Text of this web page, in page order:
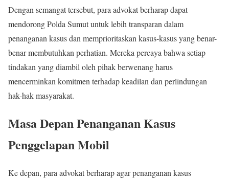
Dengan semangat tersebut, para advokat berharap dapat
mendorong Polda Sumut untuk lebih transparan dalam
penanganan kasus dan memprioritaskan kasus-kasus yang benar-
benar membutuhkan perhatian. Mereka percaya bahwa setiap
tindakan yang diambil oleh pihak berwenang harus
mencerminkan komitmen terhadap keadilan dan perlindungan
hak-hak masyarakat.
Masa Depan Penanganan Kasus
Penggelapan Mobil
Ke depan, para advokat berharap agar penanganan kasus